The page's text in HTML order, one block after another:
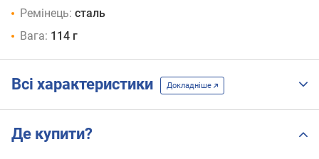
Ремінець: сталь
Вага: 114 г
Всі характеристики Докладніше
Де купити?